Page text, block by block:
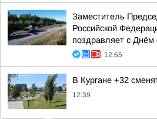
Заместитель
Российской
поздравляет с Днём
12:55
В Кургане +32
12:39